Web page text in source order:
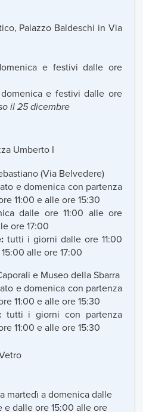
Palazzo Baldeschi in Via
e festivi dalle ore
e festivi dalle ore
il 25 dicembre
Umberto I
(Via Belvedere)
e domenica con partenza
11:00 e alle ore 15:30
dalle ore 11:00 alle ore
ore 17:00
tutti i giorni dalle ore 11:00
alle ore 17:00
e Museo della Sbarra
e domenica con partenza
11:00 e alle ore 15:30
tutti i giorni con partenza
11:00 e alle ore 15:30
martedì a domenica dalle
e dalle ore 15:00 alle ore